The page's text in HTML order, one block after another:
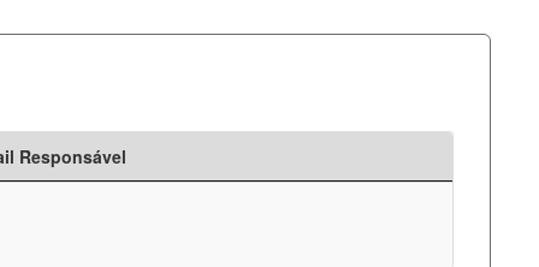
Responsável